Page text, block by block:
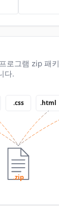
로그램 zip 패
다.
.css .html
.zip